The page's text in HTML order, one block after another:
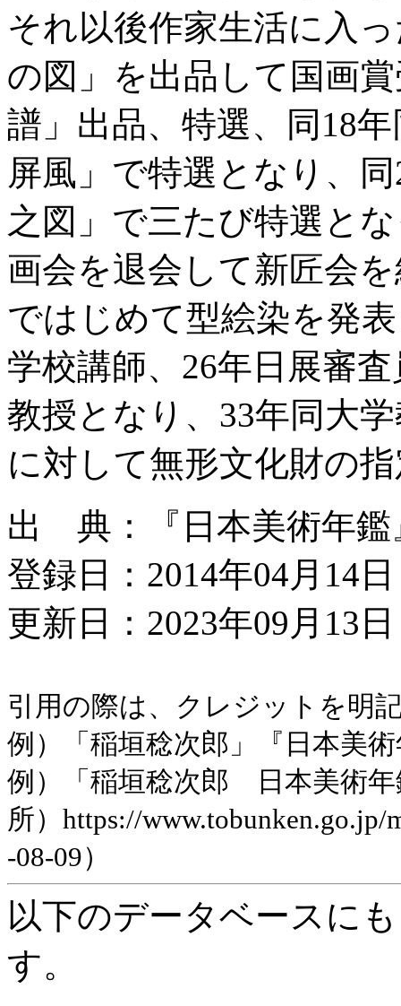
それ以後作家生活に入
の図」を出品して国画
譜」出品、特選、同18
屏風」で特選となり、
之図」で三たび特選と
画会を退会して新匠会
ではじめて型絵染を発
学校講師、26年日展審
教授となり、33年同大
に対して無形文化財の
出 典：『日本美術年鑑
登録日：2014年04月14日
更新日：2023年09月13
引用の際は、クレジットを明
例）「稲垣稔次郎」『日本美
例）「稲垣稔次郎 日本美術年
所）https://
-08-09）
以下のデータベースに
す。